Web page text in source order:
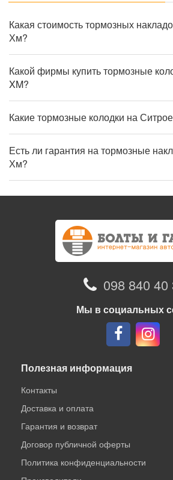
Какая стоимость тормозных
Хм?
Какой фирмы купить тормозные
XM?
Какие тормозные колодки на
Есть ли гарантия на тормозные
Хм?
098 840 40
Мы в социальных
Полезная информация
Контакты
Доставка и оплата
Гарантия и возврат
Договор публичной оферты
Политика конфиденциальности